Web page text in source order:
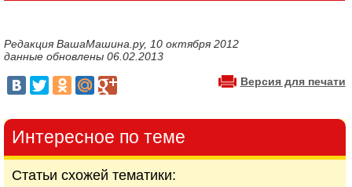
Редакция ВашаМашина.ру, 10 октября 2012
данные обновлены 06.02.2013
Версия для печати
Интересное по теме
Статьи схожей тематики: